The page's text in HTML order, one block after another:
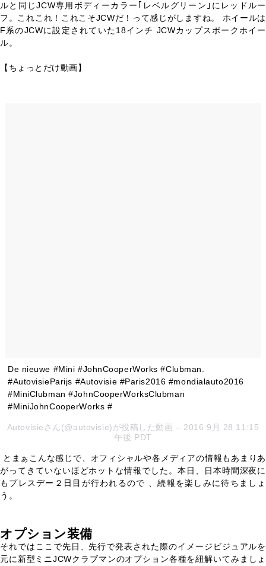
ルと同じJCW専用ボディーカラー｢レベルグリーン｣にレッドルー
フ。これこれ！これこそJCWだ！って感じがしますね。 ホイールは
F系のJCWに設定されていた18インチ JCWカップスポークホイー
ル。
【ちょっとだけ動画】
De nieuwe #Mini #JohnCooperWorks #Clubman.
#AutovisieParijs #Autovisie #Paris2016 #mondialauto2016
#MiniClubman #JohnCooperWorksClubman
#MiniJohnCooperWorks #
Autovisieさん(@autovisie)が投稿した動画 – 2016 9月 28 11:15
午後 PDT
とまぁこんな感じで、オフィシャルや各メディアの情報もあまりあ
がってきていないほどホットな情報でした。本日、日本時間深夜に
もプレスデー２日目が行われるので 、続報を楽しみに待ちましょ
う。
オプション装備
それではここで先日、先行で発表された際のイメージビジュアルを
元に新型ミニJCWクラブマンのオプション各種を紐解いてみましょ